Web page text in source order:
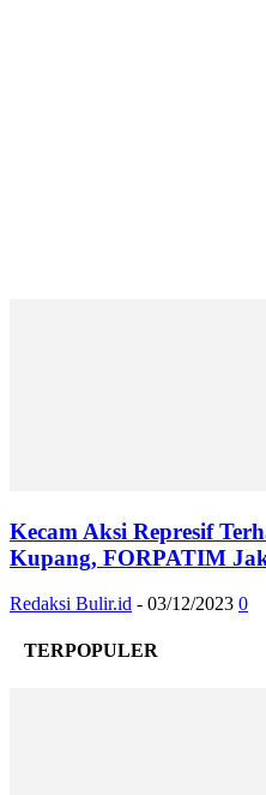
Kecam Aksi Represif
Kupang, FORPATIM
Redaksi Bulir.id - 03/12/2023 0
TERPOPULER